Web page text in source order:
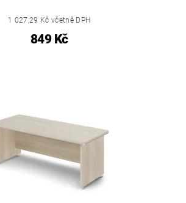
1 027,29 Kč včetně DPH
849 Kč